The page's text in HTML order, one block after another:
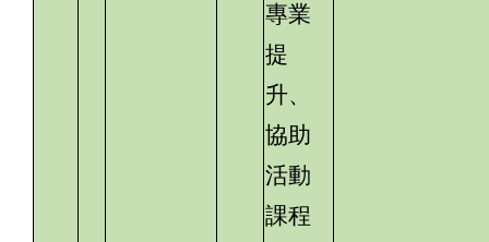
專業
提
升、
協助
活動
課程